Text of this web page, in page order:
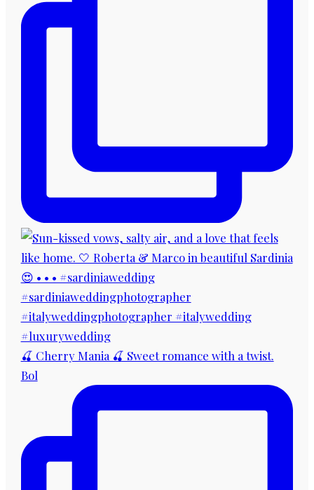
🍒 Cherry Mania 🍒 Sweet romance with a twist.
Bol